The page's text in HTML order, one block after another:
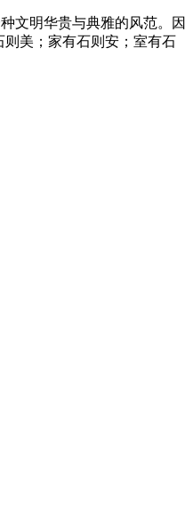
文明华贵与典雅的风范。因
美；家有石则安；室有石